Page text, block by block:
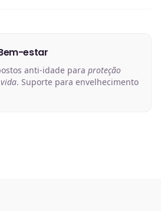
estar
anti-idade para proteção
. Suporte para envelhecimento